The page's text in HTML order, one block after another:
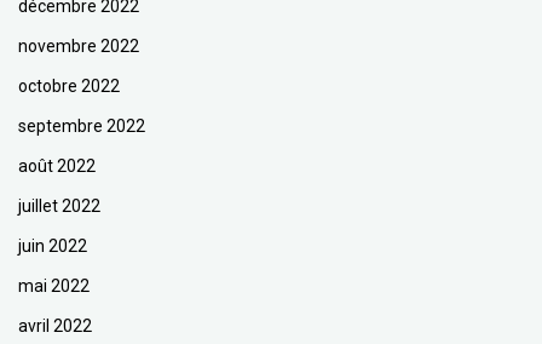
décembre 2022
novembre 2022
octobre 2022
septembre 2022
août 2022
juillet 2022
juin 2022
mai 2022
avril 2022